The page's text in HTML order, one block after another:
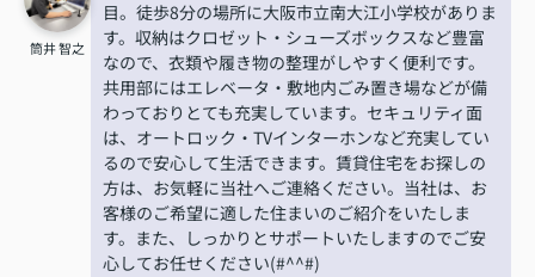
筒井 智之
目。徒歩8分の場所に大阪市立南大江小学校がありま
す。収納はクロゼット・シューズボックスなど豊富
なので、衣類や履き物の整理がしやすく便利です。
共用部にはエレベータ・敷地内ごみ置き場などが備
わっておりとても充実しています。セキュリティ面
は、オートロック・TVインターホンなど充実してい
るので安心して生活できます。賃貸住宅をお探しの
方は、お気軽に当社へご連絡ください。当社は、お
客様のご希望に適した住まいのご紹介をいたしま
す。また、しっかりとサポートいたしますのでご安
心してお任せください(#^^#)